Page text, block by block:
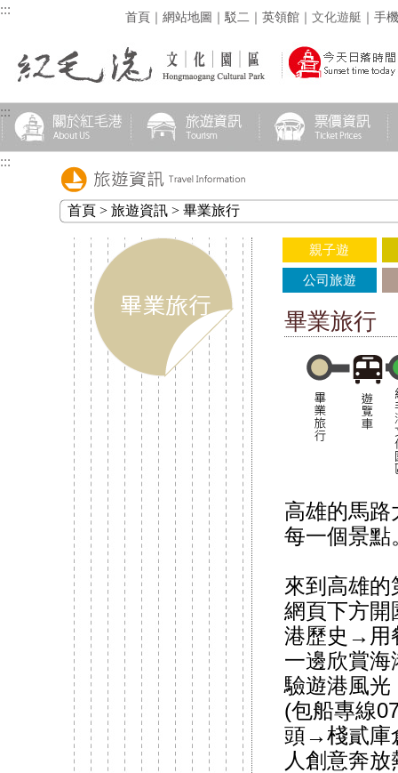
::: 首頁 ｜ 網站地圖 ｜ 駁二 ｜ 英領館 ｜ 文化遊艇 ｜ 手
:::
:::
首頁 > 旅遊資訊 > 畢業旅行
親子遊
公司旅遊
畢業旅行
高雄的馬路
每一個景點
來到高雄的
網頁下方開
港歷史→用
一邊欣賞海
驗遊港風光
(包船專線
頭→棧貳庫
人創意奔